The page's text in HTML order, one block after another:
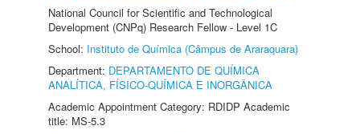
National Council for Scientific and Technological
Development (CNPq) Research Fellow - Level 1C
School: Instituto de Química (Câmpus de Araraquara)
Department: DEPARTAMENTO DE QUÍMICA
ANALÍTICA, FÍSICO-QUÍMICA E INORGÂNICA
Academic Appointment Category: RDIDP Academic
title: MS-5.3